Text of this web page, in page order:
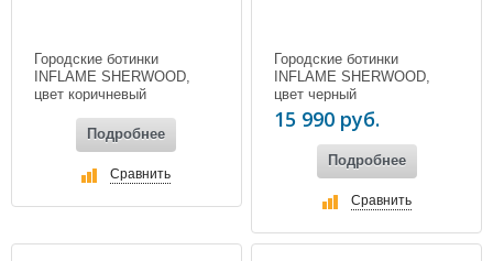
Городские ботинки
INFLAME SHERWOOD,
цвет коричневый
Подробнее
Сравнить
Городские ботинки
INFLAME SHERWOOD,
цвет черный
15 990 руб.
Подробнее
Сравнить